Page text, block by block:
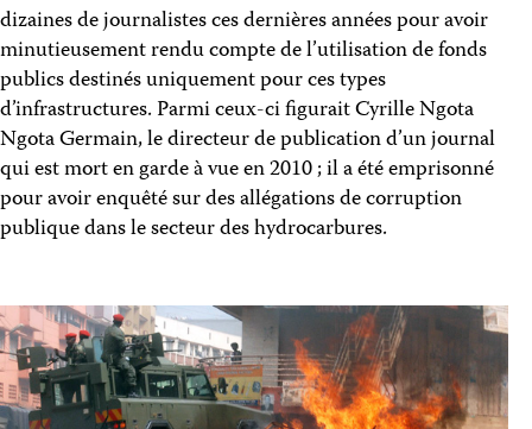
dizaines de journalistes ces dernières années pour avoir
minutieusement rendu compte de l’utilisation de fonds
publics destinés uniquement pour ces types
d’infrastructures. Parmi ceux-ci figurait Cyrille Ngota
Ngota Germain, le directeur de publication d’un journal
qui est mort en garde à vue en 2010 ; il a été emprisonné
pour avoir enquêté sur des allégations de corruption
publique dans le secteur des hydrocarbures.